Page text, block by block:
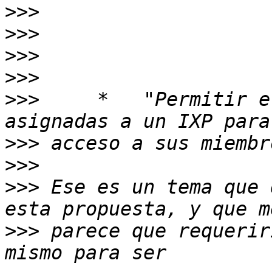
>>>
>>>
>>>
>>>
>>> *   "Permitir el
>>>
>>>
>>> Ese es un tema
>>> parece que